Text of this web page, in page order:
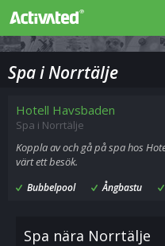
Spa i Norrtälje
Hotell Havsbaden
Spa i Norrtälje
Koppla av och gå på spa hos
värt ett besök.
Bubbelpool Ångbastu
Spa nära Norrtälje